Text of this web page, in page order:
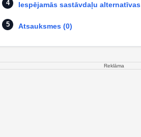
Iespējamās sastāvdaļu alternatīvas
Atsauksmes (0)
Reklāma